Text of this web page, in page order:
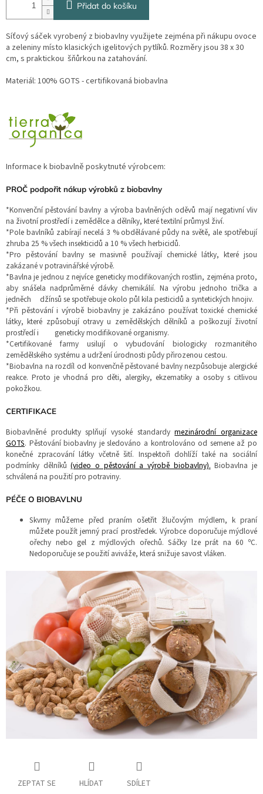
Přidat do košíku
Síťový sáček vyrobený z biobavlny využijete zejména při nákupu ovoce
a zeleniny místo klasických igelitových pytlíků. Rozměry jsou 38 x 30
cm, s praktickou šňůrkou na zatahování.
Materiál: 100% GOTS - certifikovaná biobavlna
Informace k biobavlně poskytnuté výrobcem:
PROČ podpořit nákup výrobků z biobavlny
*Konvenční pěstování bavlny a výroba bavlněných oděvů mají negativní vliv
na životní prostředí i zemědělce a dělníky, které textilní průmysl živí.
*Pole bavlníků zabírají necelá 3 % obdělávané půdy na světě, ale spotřebují
zhruba 25 % všech insekticidů a 10 % všech herbicidů.
*Pro pěstování bavlny se masivně používají chemické látky, které jsou
zakázané v potravinářské výrobě.
*Bavlna je jednou z nejvíce geneticky modifikovaných rostlin, zejména proto,
aby snášela nadprůměrné dávky chemikálií. Na výrobu jednoho trička a
jedněch džínsů se spotřebuje okolo půl kila pesticidů a syntetických hnojiv.
*Při pěstování i výrobě biobavlny je zakázáno používat toxické chemické
látky, které způsobují otravy u zemědělských dělníků a poškozují životní
prostředí i geneticky modifikované organismy.
*Certifikované farmy usilují o vybudování biologicky rozmanitého
zemědělského systému a udržení úrodnosti půdy přirozenou cestou.
*Biobavlna na rozdíl od konvenčně pěstované bavlny nezpůsobuje alergické
reakce. Proto je vhodná pro děti, alergiky, ekzematiky a osoby s citlivou
pokožkou.
CERTIFIKACE
Biobavlněné produkty splňují vysoké standardymezinárodní organizace
GOTS. Pěstování biobavlny je sledováno a kontrolováno od semene až po
konečné zpracování látky včetně šití. Inspektoři dohlíží také na sociální
podmínky dělníků(video o pěstování a výrobě biobavlny). Biobavlna je
schválená na použití pro potraviny.
PÉČE O BIOBAVLNU
Skvrny můžeme před praním ošetřit žlučovým mýdlem, k praní
můžete použít jemný prací prostředek. Výrobce doporučuje mýdlové
ořechy nebo gel z mýdlových ořechů. Sáčky lze prát na 60 ºC.
Nedoporučuje se použití aviváže, která snižuje savost vláken.
ZEPTAT SE HLÍDAT SDÍLET